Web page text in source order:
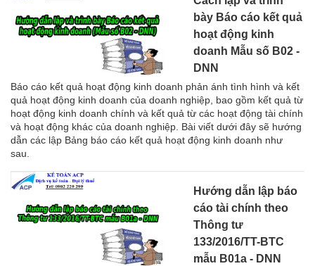
bày Báo cáo kết quả
hoạt động kinh
doanh Mẫu số B02 -
DNN
Báo cáo kết quả hoạt động kinh doanh phản ánh tình hình và kết
quả hoạt động kinh doanh của doanh nghiệp, bao gồm kết quả từ
hoạt động kinh doanh chính và kết quả từ các hoạt động tài chính
và hoạt động khác của doanh nghiệp. Bài viết dưới đây sẽ hướng
dẫn các lập Bảng báo cáo kết quả hoạt động kinh doanh như
sau.
Hướng dẫn lập báo
cáo tài chính theo
Thông tư
133/2016/TT-BTC
mẫu B01a - DNN